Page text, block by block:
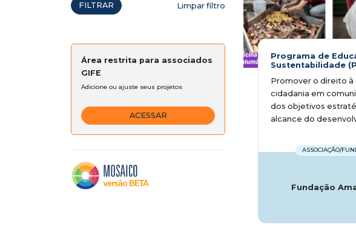
FILTRAR Limpar filtro
Área restrita para associados
GIFE
Adicione ou ajuste seus projetos
ACESSAR
Programa de
Sustentabilidade
Promover o direito à
cidadania em
dos objetivos
alcance do
ASSOCIAÇÃO/
Fundação